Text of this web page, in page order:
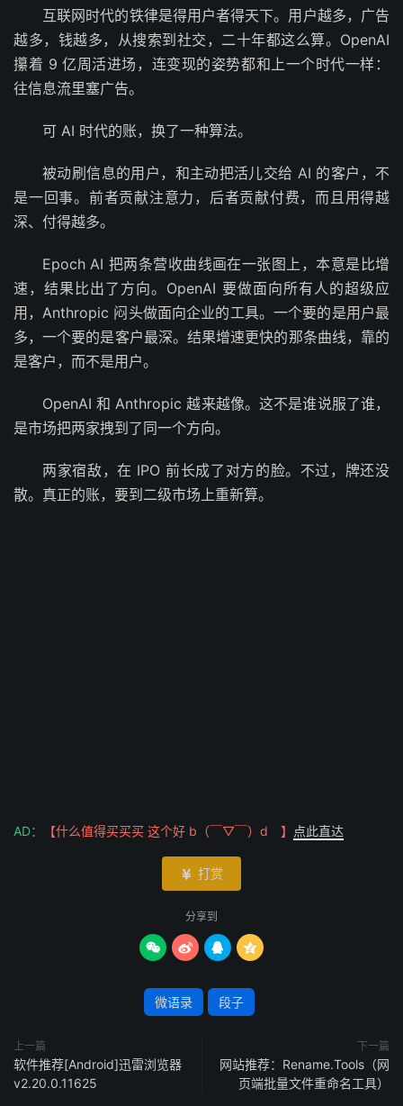
互联网时代的铁律是得用户者得天下。用户越多，广告
越多，钱越多，从搜索到社交，二十年都这么算。OpenAI
攥着 9 亿周活进场，连变现的姿势都和上一个时代一样：
往信息流里塞广告。
可 AI 时代的账，换了一种算法。
被动刷信息的用户，和主动把活儿交给 AI 的客户，不
是一回事。前者贡献注意力，后者贡献付费，而且用得越
深、付得越多。
Epoch AI 把两条营收曲线画在一张图上，本意是比增
速，结果比出了方向。OpenAI 要做面向所有人的超级应
用，Anthropic 闷头做面向企业的工具。一个要的是用户最
多，一个要的是客户最深。结果增速更快的那条曲线，靠的
是客户，而不是用户。
OpenAI 和 Anthropic 越来越像。这不是谁说服了谁，
是市场把两家拽到了同一个方向。
两家宿敌，在 IPO 前长成了对方的脸。不过，牌还没
散。真正的账，要到二级市场上重新算。
AD： 【什么值得买买买 这个好 b（￣▽￣）d 】 点此直达
 打赏
分享到
   
微语录 段子
上一篇
软件推荐[Android]迅雷浏览器
v2.20.0.11625
下一篇
网站推荐：Rename.Tools（网
页端批量文件重命名工具）